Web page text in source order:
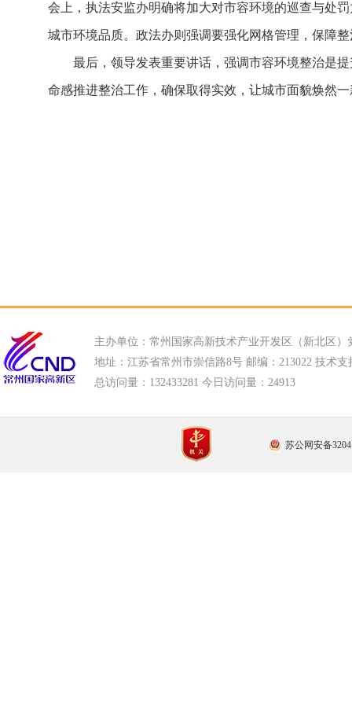
会上，执法安监办明确将加大对市容环境的巡查与处
城市环境品质。政法办则强调要强化网格管理，保障
最后，领导发表重要讲话，强调市容环境整治是
命感推进整治工作，确保取得实效，让城市面貌焕然
主办单位：常州国家高新技术产业开发区（新北区）
地址：江苏省常州市崇信路8号 邮编：213022 技术支
总访问量： 132433281 今日访问量： 24913
苏公网安备